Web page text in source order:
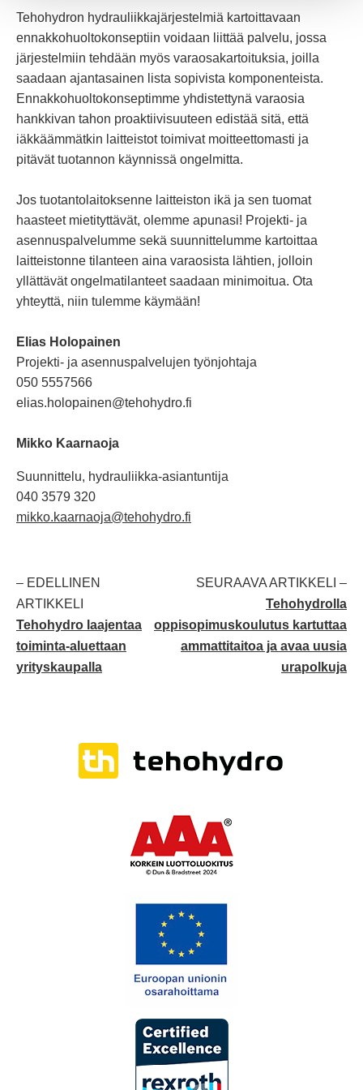
Tehohydron hydrauliikkajärjestelmiä kartoittavaan
ennakkohuoltokonseptiin voidaan liittää palvelu, jossa
järjestelmiin tehdään myös varaosakartoituksia, joilla
saadaan ajantasainen lista sopivista komponenteista.
Ennakkohuoltokonseptimme yhdistettynä varaosia
hankkivan tahon proaktiivisuuteen edistää sitä, että
iäkkäämmätkin laitteistot toimivat moitteettomasti ja
pitävät tuotannon käynnissä ongelmitta.
Jos tuotantolaitoksenne laitteiston ikä ja sen tuomat
haasteet mietityttävät, olemme apunasi! Projekti- ja
asennuspalvelumme sekä suunnittelumme kartoittaa
laitteistonne tilanteen aina varaosista lähtien, jolloin
yllättävät ongelmatilanteet saadaan minimoitua. Ota
yhteyttä, niin tulemme käymään!
Elias Holopainen
Projekti- ja asennuspalvelujen työnjohtaja
050 5557566
elias.holopainen@tehohydro.fi
Mikko Kaarnaoja
Suunnittelu, hydrauliikka-asiantuntija
040 3579 320
mikko.kaarnaoja@tehohydro.fi
– EDELLINEN
ARTIKKELI
Tehohydro laajentaa
toiminta-aluettaan
yrityskaupalla
SEURAAVA ARTIKKELI –
Tehohydrolla
oppisopimuskoulutus kartuttaa
ammattitaitoa ja avaa uusia
urapolkuja